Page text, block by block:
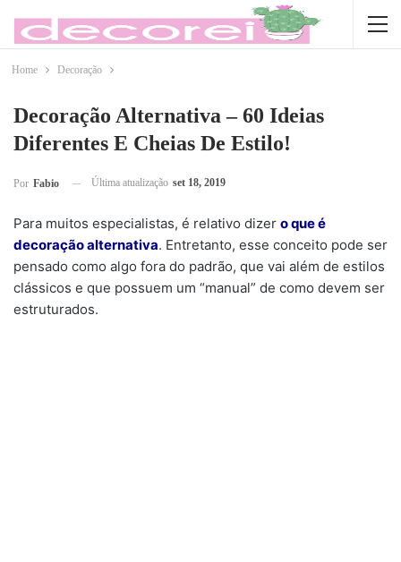
Home Decoração
Decoração Alternativa – 60 Ideias
Diferentes E Cheias De Estilo!
Por Fabio Última atualização set 18, 2019
Para muitos especialistas, é relativo dizer o que é
decoração alternativa. Entretanto, esse conceito pode ser
pensado como algo fora do padrão, que vai além de estilos
clássicos e que possuem um “manual” de como devem ser
estruturados.